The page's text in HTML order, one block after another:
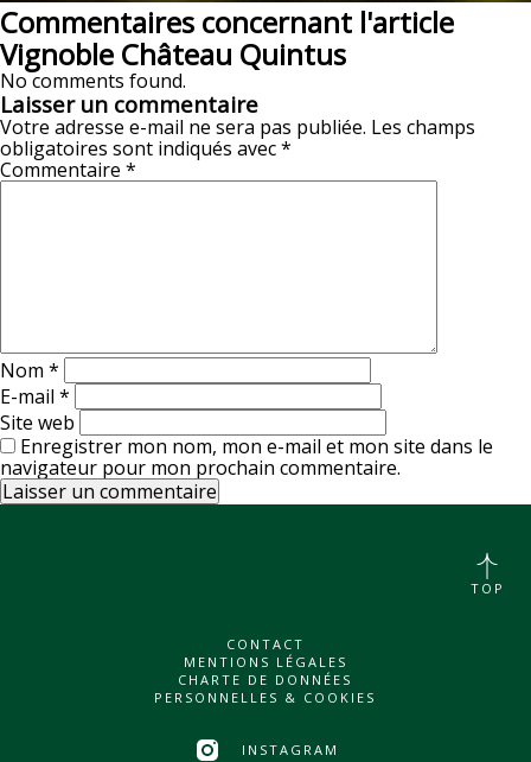
Commentaires concernant l'article
Vignoble Château Quintus
No comments found.
Laisser un commentaire
Votre adresse e-mail ne sera pas publiée. Les champs
obligatoires sont indiqués avec*
Commentaire *
Nom *
E-mail *
Site web
Enregistrer mon nom, mon e-mail et mon site dans le
navigateur pour mon prochain commentaire.
CONTACT
MENTIONS LÉGALES
CHARTE DE DONNÉES
PERSONNELLES & COOKIES
INSTAGRAM
TOP